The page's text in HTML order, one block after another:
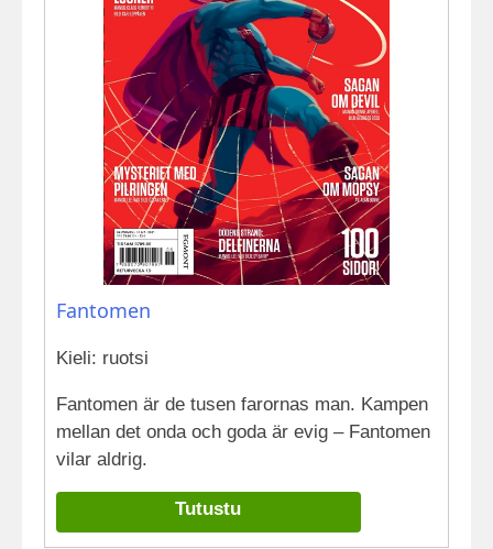
Fantomen
Kieli: ruotsi
Fantomen är de tusen farornas man. Kampen
mellan det onda och goda är evig – Fantomen
vilar aldrig.
Tutustu